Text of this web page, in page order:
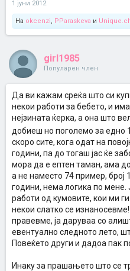
1 јуни 2012
На okcenzi, PParaskeva и
girl1985
Популарен член
Да ви кажам среќа што си
некои работи за бебето, и
нејзината ќерка, а она што
добиеш но поголемо за едно
скоро сите, кога одат на
години, па до тогаш јас ќе
мора да е ептен таман, ама
а не наместо 74 пример, број
години, нема логика по
работи од кумовите, кои ми
некои слатко се
правевме, ја даруваа со
евентуално следното лето,
Повеќето други и дадоа пак
Инаку за прашањето што се